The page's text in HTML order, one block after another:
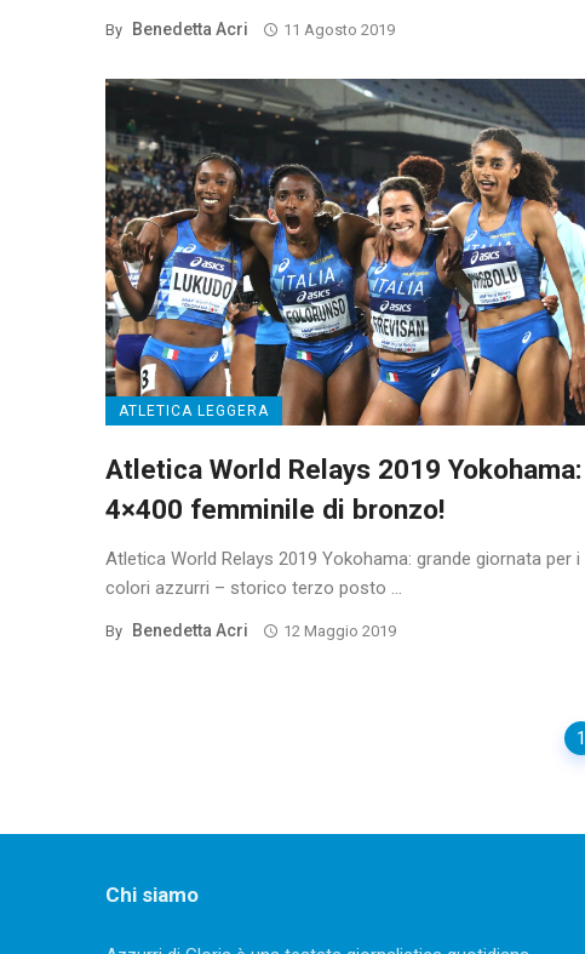
By Benedetta Acri 11 Agosto 2019
ATLETICA LEGGERA
Atletica World Relays 2019 Yokohama:
4×400 femminile di bronzo!
Atletica World Relays 2019 Yokohama: grande giornata per i
colori azzurri – storico terzo posto ...
By Benedetta Acri 12 Maggio 2019
1
Chi siamo